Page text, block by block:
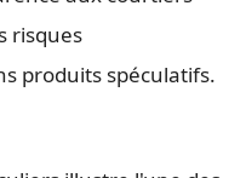
risques
produits spéculatifs.